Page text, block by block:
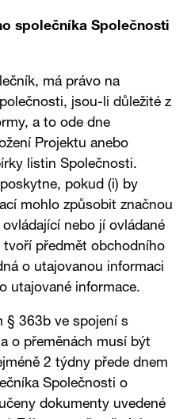
společníka Společnosti
má právo na
jsou-li důležité z
a to ode dne
Projektu anebo
listin Společnosti.
pokud (i) by
mohlo způsobit značnou
nebo jí ovládané
předmět obchodního
o utajovanou informaci
utajované informace.
§ 363b ve spojení s
o přeměnách musí být
2 týdny přede dnem
Společnosti o
dokumenty uvedené